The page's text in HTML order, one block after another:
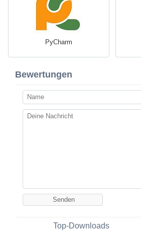
PyCharm
Bewertungen
Top-Downloads